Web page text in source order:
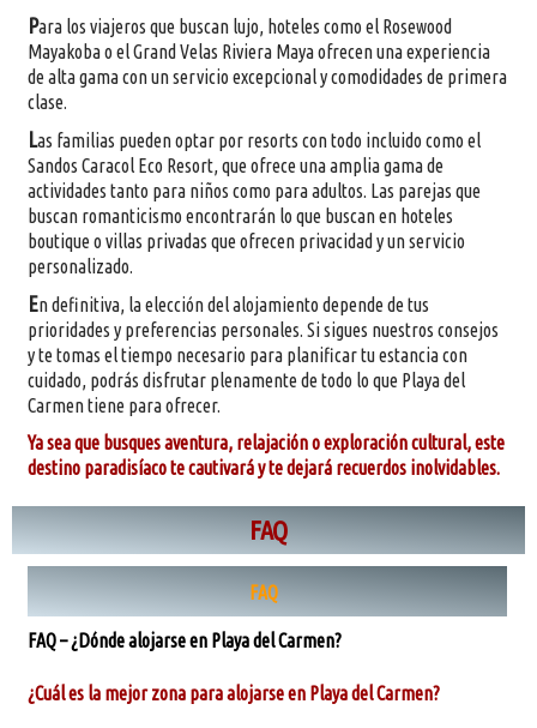
Para los viajeros que buscan lujo, hoteles como el Rosewood
Mayakoba o el Grand Velas Riviera Maya ofrecen una experiencia
de alta gama con un servicio excepcional y comodidades de primera
clase.
Las familias pueden optar por resorts con todo incluido como el
Sandos Caracol Eco Resort, que ofrece una amplia gama de
actividades tanto para niños como para adultos. Las parejas que
buscan romanticismo encontrarán lo que buscan en hoteles
boutique o villas privadas que ofrecen privacidad y un servicio
personalizado.
En definitiva, la elección del alojamiento depende de tus
prioridades y preferencias personales. Si sigues nuestros consejos
y te tomas el tiempo necesario para planificar tu estancia con
cuidado, podrás disfrutar plenamente de todo lo que Playa del
Carmen tiene para ofrecer.
Ya sea que busques aventura, relajación o exploración cultural, este
destino paradisíaco te cautivará y te dejará recuerdos inolvidables.
FAQ
FAQ
FAQ – ¿Dónde alojarse en Playa del Carmen?
¿Cuál es la mejor zona para alojarse en Playa del Carmen?